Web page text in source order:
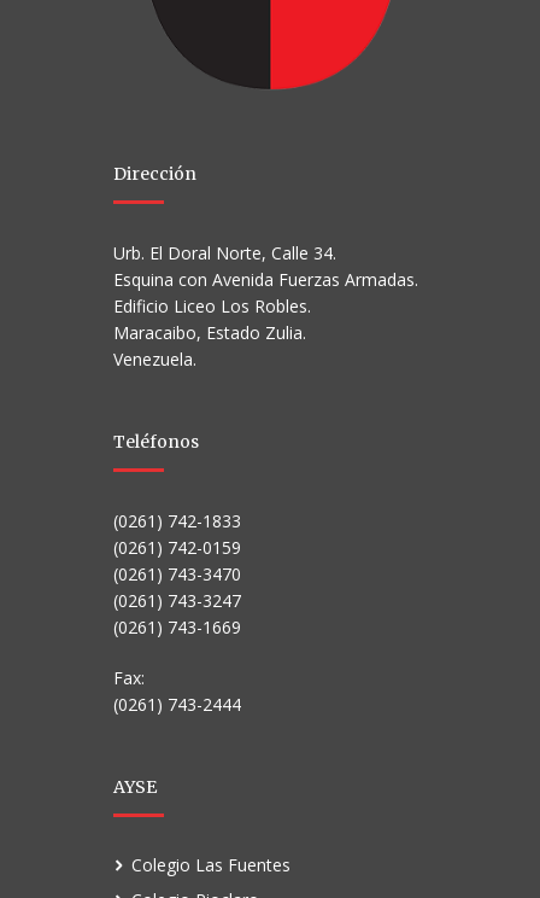
Dirección
Urb. El Doral Norte, Calle 34.
Esquina con Avenida Fuerzas Armadas.
Edificio Liceo Los Robles.
Maracaibo, Estado Zulia.
Venezuela.
Teléfonos
(0261) 742-1833
(0261) 742-0159
(0261) 743-3470
(0261) 743-3247
(0261) 743-1669
Fax:
(0261) 743-2444
AYSE
Colegio Las Fuentes